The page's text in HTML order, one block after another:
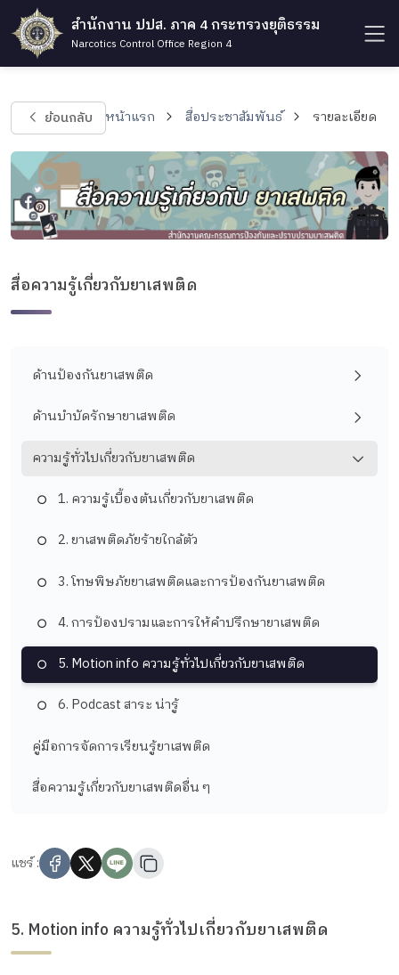
สำนักงาน ปปส. ภาค 4 กระทรวงยุติธรรม
Narcotics Control Office Region 4
ย้อนกลับ หน้าแรก สื่อประชาสัมพันธ์ รายละเอียด
สื่อความรู้เกี่ยวกับยาเสพติด
ด้านป้องกันยาเสพติด
ด้านบำบัดรักษายาเสพติด
ความรู้ทั่วไปเกี่ยวกับยาเสพติด
1. ความรู้เบื้องต้นเกี่ยวกับยาเสพติด
2. ยาเสพติดภัยร้ายใกล้ตัว
3. โทษพิษภัยยาเสพติดและการป้องกันยาเสพติด
4. การป้องปรามและการให้คำปรึกษายาเสพติด
5. ​Motion info ความรู้ทั่วไปเกี่ยวกับยาเสพติด
6. Podcast สาระ น่ารู้
คู่มือการจัดการเรียนรู้ยาเสพติด
สื่อความรู้เกี่ยวกับยาเสพติดอื่น ๆ
แชร์ :
5. ​Motion info ความรู้ทั่วไปเกี่ยวกับยาเสพติด